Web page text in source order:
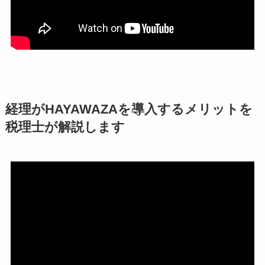
経理がHAYAWAZAを導入するメリットを
税理士が解説します